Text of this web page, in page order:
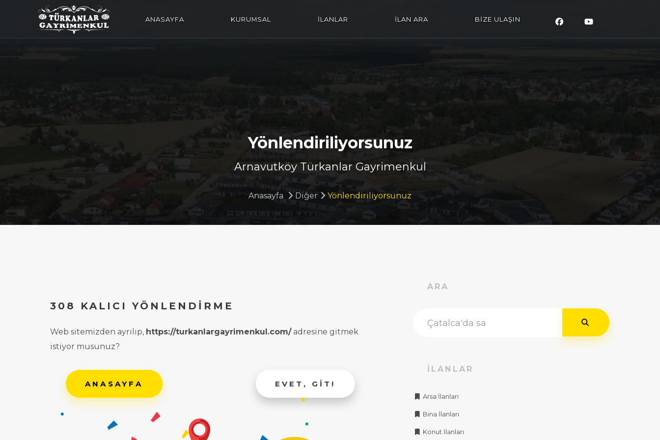
ANASAYFA KURUMSAL İLANLAR İLAN ARA BİZE ULAŞIN
Yönlendiriliyorsunuz
Arnavutköy Türkanlar Gayrimenkul
Anasayfa Diğer Yönlendiriliyorsunuz
308 KALICI YÖNLENDIRME
Web sitemizden ayrılıp, https://turkanlargayrimenkul.com/adresine gitmek
istiyor musunuz?
ANASAYFA EVET, GIT!
ARA
İLANLAR
Arsa İlanları
Bina İlanları
Konut İlanları